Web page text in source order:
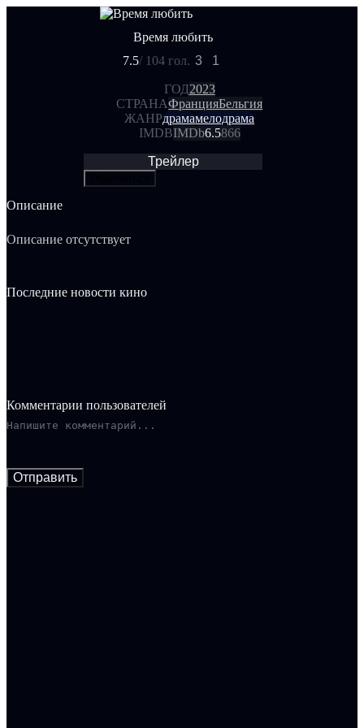
Время любить
7.5/ 104 гол. 3 1
ГОД2023
СТРАНАФранцияБельгия
ЖАНРдрамамелодрама
IMDBIMDb6.5866
Трейлер
Описание
Описание отсутствует
Последние новости кино
Комментарии пользователей
Отправить